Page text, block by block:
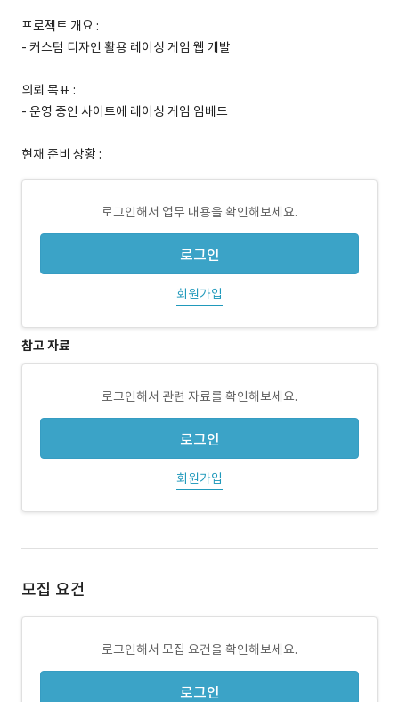
프로젝트 개요 :
- 커스텀 디자인 활용 레이싱 게임 웹 개발
의뢰 목표 :
- 운영 중인 사이트에 레이싱 게임 임베드
현재 준비 상황 :
로그인해서 업무 내용을 확인해보세요.
로그인
회원가입
참고 자료
로그인해서 관련 자료를 확인해보세요.
로그인
회원가입
모집 요건
로그인해서 모집 요건을 확인해보세요.
로그인